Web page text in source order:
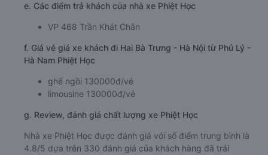
e. Các điểm trả khách của nhà xe Phiệt Học
VP 468 Trần Khát Chân
f. Giá vé giá xe khách đi Hai Bà Trưng - Hà Nội từ Phủ Lý -
Hà Nam Phiệt Học
ghế ngồi 130000đ/vé
limousine 130000đ/vé
g. Review, đánh giá chất lượng xe Phiệt Học
Nhà xe Phiệt Học được đánh giá với số điểm trung bình là
4.8/5 dựa trên 330 đánh giá của khách hàng đã trải